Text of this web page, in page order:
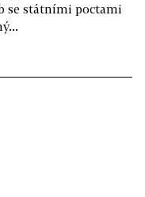
se státními poctami